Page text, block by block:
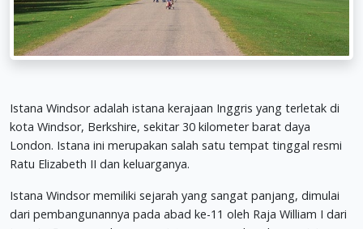
Istana Windsor adalah istana kerajaan Inggris yang terletak di
kota Windsor, Berkshire, sekitar 30 kilometer barat daya
London. Istana ini merupakan salah satu tempat tinggal resmi
Ratu Elizabeth II dan keluarganya.
Istana Windsor memiliki sejarah yang sangat panjang, dimulai
dari pembangunannya pada abad ke-11 oleh Raja William I dari